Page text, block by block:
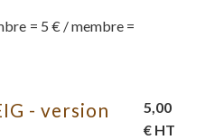
= 5 € / membre =
- version
5,00
€ HT